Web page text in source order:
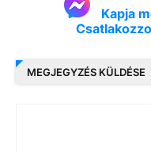
Kapja
MEGJEGYZÉS KÜLDÉSE